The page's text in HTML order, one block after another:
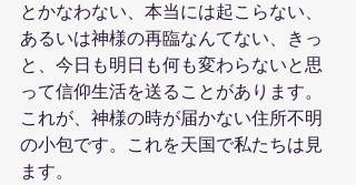
とかなわない、本当には起こらない、
あるいは神様の再臨なんてない、きっ
と、今日も明日も何も変わらないと思
って信仰生活を送ることがあります。
これが、神様の時が届かない住所不明
の小包です。これを天国で私たちは見
ます。